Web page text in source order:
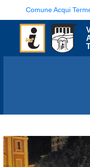
Comune Acqui